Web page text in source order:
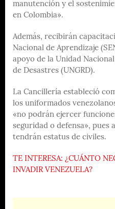
manutención y el
en Colombia».
Además, recibirán
Nacional de Aprendizaje
apoyo de la Unidad
de Desastres (UNGRD).
La Cancillería estableció
los uniformados
«no podrán ejercer
seguridad o defensa», pues
tendrán estatus de civiles.
TE INTERESA: ¿CUÁNTO
INVADIR VENEZUELA?